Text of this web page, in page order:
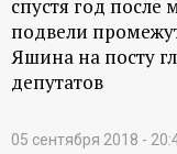
спустя год
подвели
Яшина на посту
депутатов
05 сентября 2018 -